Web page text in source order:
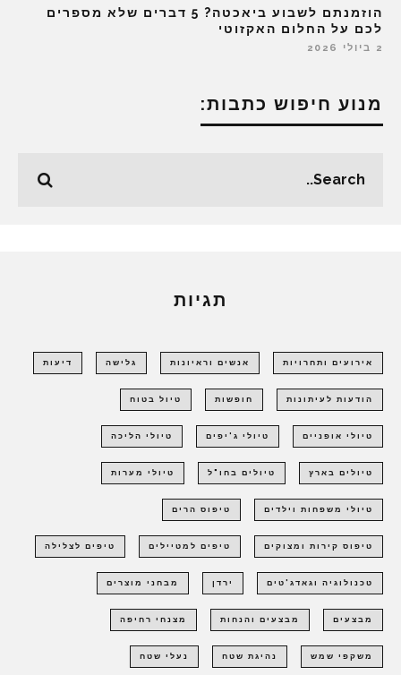
הוזמנתם לשבוע ביאכטה? 5 דברים שלא מספרים
לכם על החלום האקזוטי
2 ביולי 2026
מנוע חיפוש כתבות:
תגיות
אירועים ותחרויות אנשים וראיונות גלישה דיעות
הודעות לעיתונות חופשות טיול בטוח
טיולי אופניים טיולי ג'יפים טיולי הליכה
טיולים בארץ טיולים בחו"ל טיולי מערות
טיולי משפחות וילדים טיפוס הרים
טיפוס קירות ומצוקים טיפים למטיילים טיפים לצלילה
טכנולוגיה וגאדג'טים ירדן מבחני מוצרים
מבצעים מבצעים והנחות מצנחי רחיפה
משקפי שמש נהיגת שטח נעלי שטח